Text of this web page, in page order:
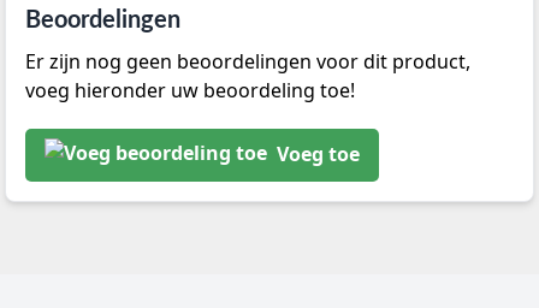
Beoordelingen
Er zijn nog geen beoordelingen voor dit product,
voeg hieronder uw beoordeling toe!
Voeg toe